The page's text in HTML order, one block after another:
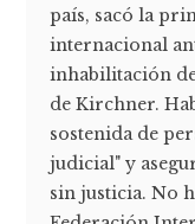
país, sacó la
internacional
inhabilitación
de Kirchner.
sostenida de
judicial" y
sin justicia. No